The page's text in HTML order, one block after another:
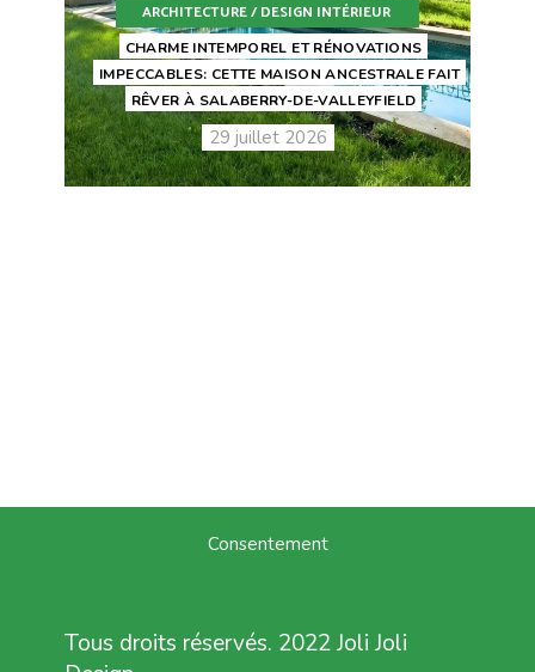
ARCHITECTURE / DESIGN INTÉRIEUR
CHARME INTEMPOREL ET RÉNOVATIONS
IMPECCABLES: CETTE MAISON ANCESTRALE FAIT
RÊVER À SALABERRY-DE-VALLEYFIELD
29 juillet 2026
Consentement
Tous droits réservés. 2022 Joli Joli